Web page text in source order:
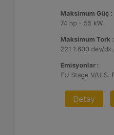
Maksimum Güç :
74 hp - 55 kW
Maksimum Tork :
Emisyonlar :
Detay